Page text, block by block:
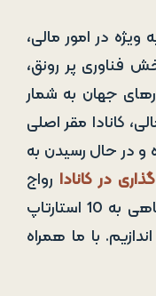
ویژه در امور مالی،
فناوری پر رونق،
جهان به شمار
کانادا مقر اصلی
و در حال رسیدن به
در کانادا رواج
بسیاری پیدا کرده است. با هم نگاهی به 10 استارتاپ
موفق در سال 2021 می اندازیم. با ما همراه